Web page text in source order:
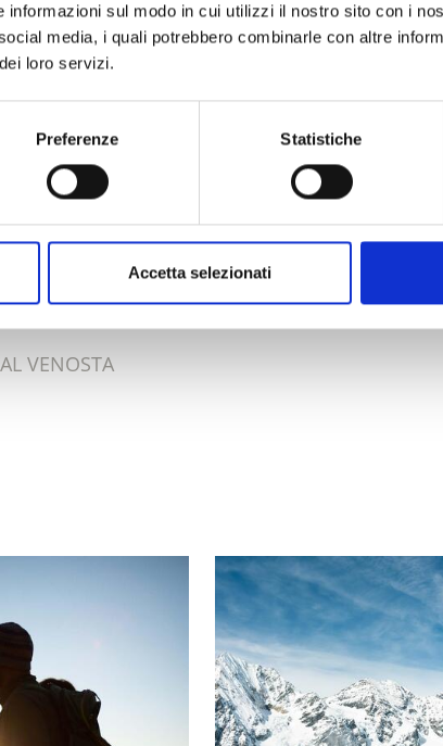
informazioni sul modo in cui utilizzi il nostro sito con i
media, i quali potrebbero combinarle con altre
loro servizi.
Preferenze Statistiche
Accetta selezionati
STATO UTILE?
VENOSTA